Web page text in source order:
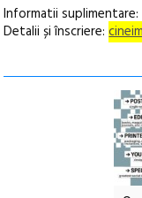
Informatii
Detalii și înscriere: